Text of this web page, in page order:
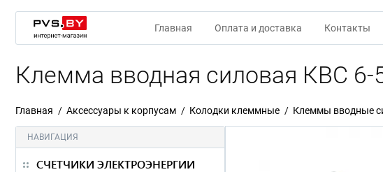
Главная Оплата и доставка Контакты
Клемма вводная силовая КВС 6-
Главная Аксессуары к корпусам Колодки клеммные Клеммы вводные
НАВИГАЦИЯ
СЧЕТЧИКИ ЭЛЕКТРОЭНЕРГИИ